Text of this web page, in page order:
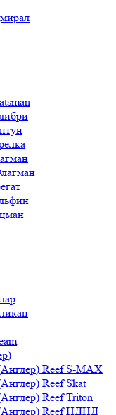
Reef S-MAX
Reef Skat
Reef Triton
Reef НДНД